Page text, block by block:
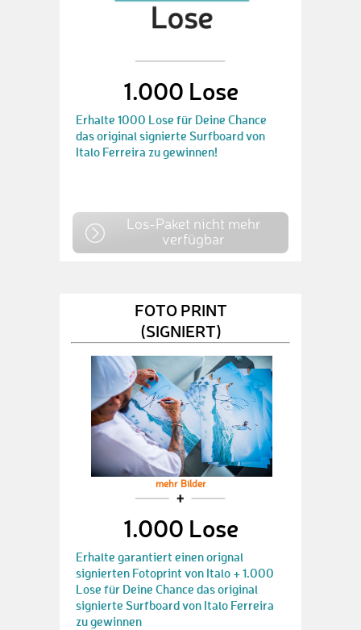
1.000 Lose
Erhalte 1000 Lose für Deine Chance
das original signierte Surfboard von
Italo Ferreira zu gewinnen!
Los-Paket nicht mehr
verfügbar
FOTO PRINT
(SIGNIERT)
mehr Bilder
1.000 Lose
Erhalte garantiert einen orignal
signierten Fotoprint von Italo + 1.000
Lose für Deine Chance das original
signierte Surfboard von Italo Ferreira
zu gewinnen